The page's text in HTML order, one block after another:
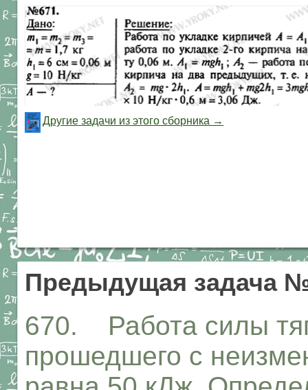
Другие задачи из этого сборника →
Предыдущая задача
670. Работа силы
прошедшего с